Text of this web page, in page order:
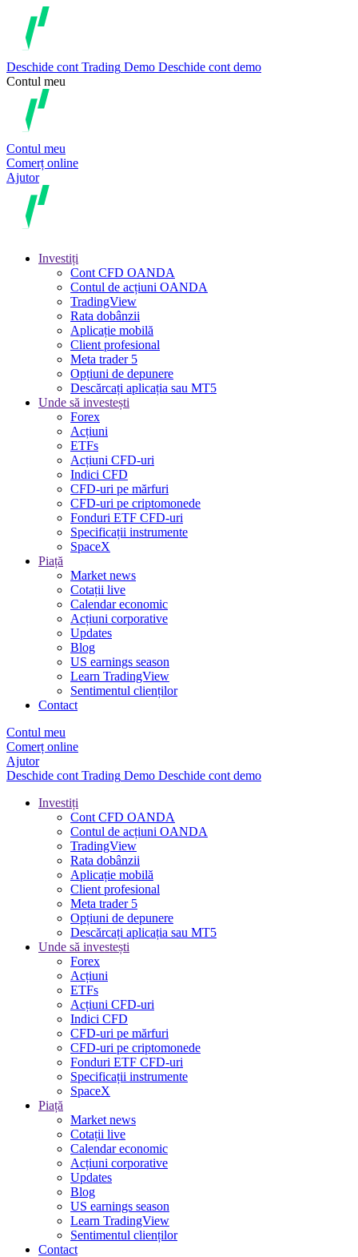
Deschide cont Trading Demo Deschide cont demo
Contul meu
Contul meu
Comerț online
Ajutor
Investiți
Cont CFD OANDA
Contul de acțiuni OANDA
TradingView
Rata dobânzii
Aplicație mobilă
Client profesional
Meta trader 5
Opțiuni de depunere
Descărcați aplicația sau MT5
Unde să investești
Forex
Acțiuni
ETFs
Acțiuni CFD-uri
Indici CFD
CFD-uri pe mărfuri
CFD-uri pe criptomonede
Fonduri ETF CFD-uri
Specificații instrumente
SpaceX
Piață
Market news
Cotații live
Calendar economic
Acțiuni corporative
Updates
Blog
US earnings season
Learn TradingView
Sentimentul clienților
Contact
Contul meu
Comerț online
Ajutor
Deschide cont Trading Demo Deschide cont demo
Investiți
Cont CFD OANDA
Contul de acțiuni OANDA
TradingView
Rata dobânzii
Aplicație mobilă
Client profesional
Meta trader 5
Opțiuni de depunere
Descărcați aplicația sau MT5
Unde să investești
Forex
Acțiuni
ETFs
Acțiuni CFD-uri
Indici CFD
CFD-uri pe mărfuri
CFD-uri pe criptomonede
Fonduri ETF CFD-uri
Specificații instrumente
SpaceX
Piață
Market news
Cotații live
Calendar economic
Acțiuni corporative
Updates
Blog
US earnings season
Learn TradingView
Sentimentul clienților
Contact